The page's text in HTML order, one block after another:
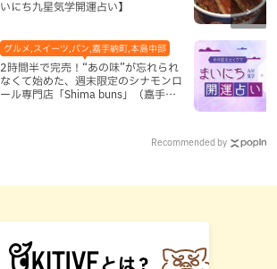
いにち九星気学開運占い】
2時間半で完売！“あの味”が忘れられ
なくて始めた、週末限定のシナモンロ
ール専門店「Shima buns」（嘉手納
グルメ,スイーツ,パン,嘉手納町,本島中部
Recommended by